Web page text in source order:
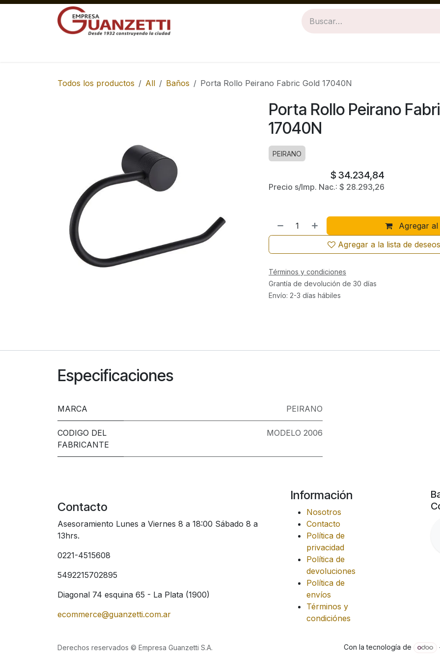
Ir al contenido
Todos los productos All Baños Porta Rollo Peirano Fabric Gold 17040N
Porta Rollo Peirano
17040N
PEIRANO
$ 34.234,84
Precio s/Imp. Nac.: $ 28.293,26
Agregar
Agregar a la lista de deseos
Términos y condiciones
Grantía de devolución de 30 días
Envío: 2-3 días hábiles
Especificaciones
MARCA PEIRANO
CODIGO DEL
FABRICANTE
MODELO 2006
Contacto
Asesoramiento Lunes a Viernes 8 a 18:00 Sábado 8 a
13hrs.
0221-4515608
5492215702895
Diagonal 74 esquina 65 - La Plata (1900)
ecommerce@guanzetti.com.ar
Información
Nosotros
Contacto
Política de
privacidad
Política de
devoluciones
Política de
envíos
Términos y
condiciónes
Derechos reservados © Empresa Guanzetti S.A. Con la tecnología de